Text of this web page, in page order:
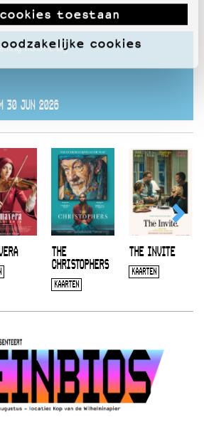
toestaan
cookies
hoort bij
30 JUN 2026
THE
CHRISTOPHERS
KAARTEN
THE INVITE
KAARTEN